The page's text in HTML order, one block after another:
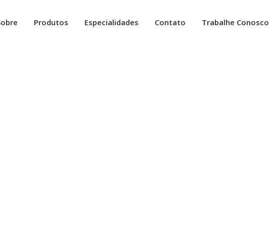
Produtos Especialidades Contato Trabalhe Conosco